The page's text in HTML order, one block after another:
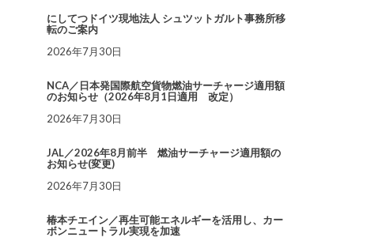
にしてつドイツ現地法人 シュツットガルト事務所移
転のご案内
2026年7月30日
NCA／日本発国際航空貨物燃油サーチャージ適用額
のお知らせ（2026年8月1日適用 改定）
2026年7月30日
JAL／2026年8月前半 燃油サーチャージ適用額の
お知らせ(変更)
2026年7月30日
椿本チエイン／再生可能エネルギーを活用し、カー
ボンニュートラル実現を加速